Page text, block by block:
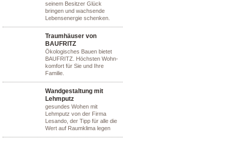
seinem Besitzer Glück
bringen und wachsende
Lebensenergie schenken.
Traumhäuser von
BAUFRITZ
Ökologisches Bauen bietet
BAUFRITZ. Höchsten Wohn-
komfort für Sie und Ihre
Familie.
Wandgestaltung mit
Lehmputz
gesundes Wohen mit
Lehmputz von der Firma
Lesando, der Tipp für alle die
Wert auf Raumklima legen